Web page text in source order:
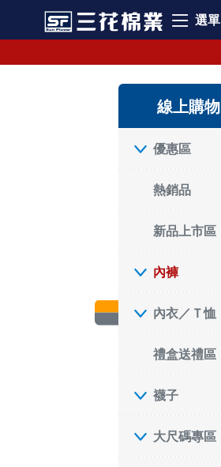
選單
線上購物
優惠區
熱銷品
新品上市區
內褲
內衣／Ｔ恤
禮盒送禮區
襪子
大尺碼專區